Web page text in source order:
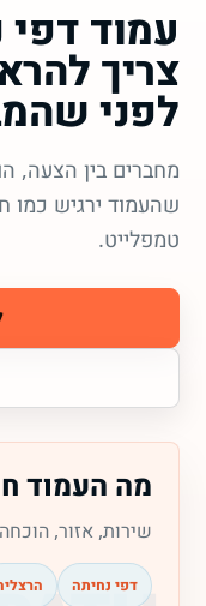
עמוד דפי
צריך
לפני
מחברים בין הצעה,
שהעמוד ירגיש כמו
טמפלייט.
מה העמוד
שירות, אזור,
דפי נחיתה